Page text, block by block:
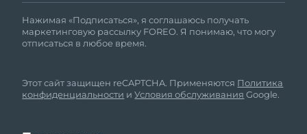
Нажимая «Подписаться», я соглашаюсь получать
маркетинговую рассылку FOREO. Я понимаю, что могу
отписаться в любое время.
Этот сайт защищен reCAPTCHA. Применяются Политика
конфиденциальности иУсловия обслуживания Google.